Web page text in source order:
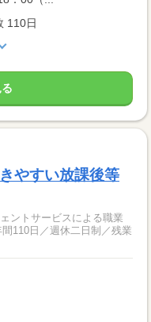
110日
やすい放課後等
ントサービスによる職業
110日／週休二日制／残業